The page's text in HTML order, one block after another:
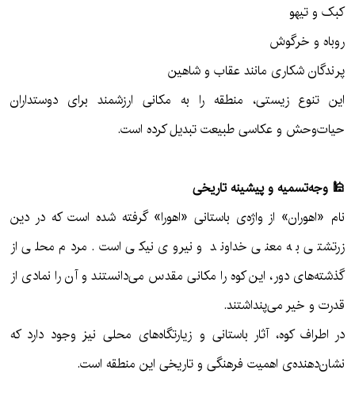
کبک و تیهو
روباه و خرگوش
پرندگان شکاری مانند عقاب و شاهین
این تنوع زیستی، منطقه را به مکانی ارزشمند برای دوستداران
حیات‌وحش و عکاسی طبیعت تبدیل کرده است.
🕌 وجه‌تسمیه و پیشینه تاریخی
نام «اهوران» از واژه‌ی باستانی «اهورا» گرفته شده است که در دین
زرتشتی به معنی خداوند و نیروی نیکی است. مردم محلی از
گذشته‌های دور، این کوه را مکانی مقدس می‌دانستند و آن را نمادی از
قدرت و خیر می‌پنداشتند.
در اطراف کوه، آثار باستانی و زیارتگاه‌های محلی نیز وجود دارد که
نشان‌دهنده‌ی اهمیت فرهنگی و تاریخی این منطقه است.